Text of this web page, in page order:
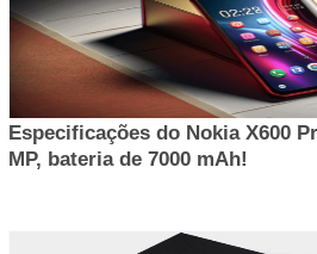
Especificações do Nokia X600
MP, bateria de 7000 mAh!